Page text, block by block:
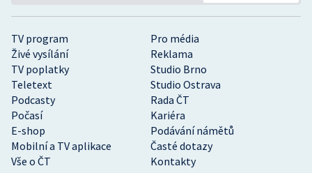
TV program
Pro média
Živé vysílání
Reklama
TV poplatky
Studio Brno
Teletext
Studio Ostrava
Podcasty
Rada ČT
Počasí
Kariéra
E-shop
Podávání námětů
Mobilní a TV aplikace
Časté dotazy
Vše o ČT
Kontakty